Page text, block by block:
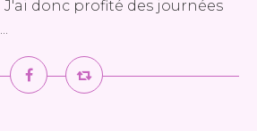
J'ai donc profité des journées